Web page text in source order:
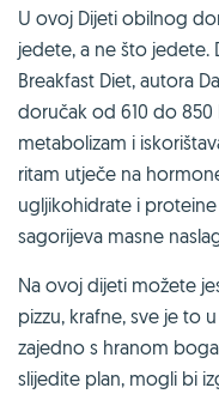
U ovoj Dijeti obilnog
jedete, a ne što jedete.
Breakfast Diet, autora
doručak od 610 do 850
metabolizam i
ritam utječe na
ugljikohidrate i
sagorijeva masne
Na ovoj dijeti možete
pizzu, krafne, sve je to
zajedno s hranom
slijedite plan, mogli bi